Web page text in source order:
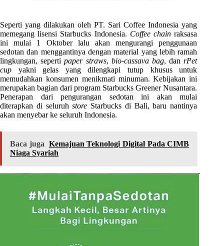
Seperti yang dilakukan oleh PT. Sari Coffee Indonesia yang
memegang lisensi Starbucks Indonesia. Coffee chain raksasa
ini mulai 1 Oktober lalu akan mengurangi penggunaan
sedotan dan menggantinya dengan material yang lebih ramah
lingkungan, sepertipaper straws, bio-cassava bag, danrPet
cup yakni gelas yang dilengkapi tutup khusus untuk
memudahkan konsumen menikmati minuman. Kebijakan ini
merupakan bagian dari program Starbucks Greener Nusantara.
Penerapan dari pengurangan sedotan ini akan mulai
diterapkan di seluruhstore Starbucks di Bali, baru nantinya
akan menyebar ke seluruh Indonesia.
Baca juga Kemajuan Teknologi Digital Pada CIMB
Niaga Syariah